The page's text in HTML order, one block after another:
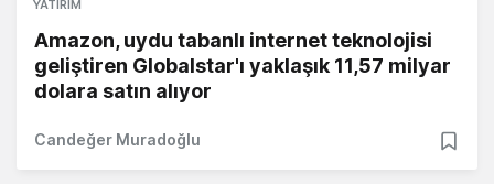
YATIRIM
Amazon, uydu tabanlı internet teknolojisi
geliştiren Globalstar'ı yaklaşık 11,57 milyar
dolara satın alıyor
Candeğer Muradoğlu